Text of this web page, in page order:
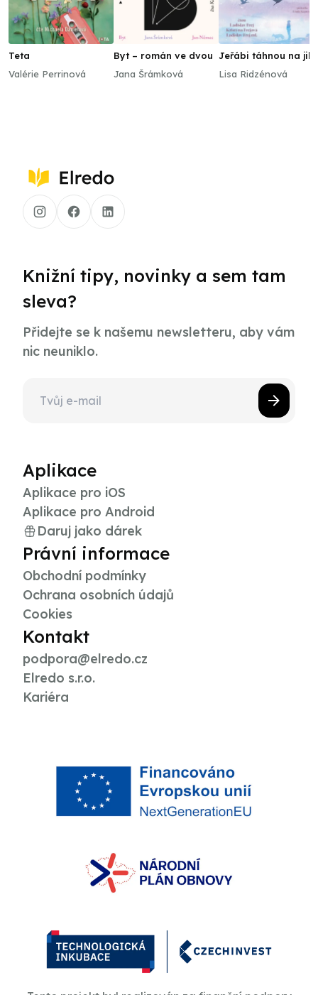
Teta
Valérie Perrinová
Byt – román ve dvou
Jana Šrámková
Jeřábi táhnou na jih
Lisa Ridzénová
Knižní tipy, novinky a sem tam
sleva?
Přidejte se k našemu newsletteru, aby vám
nic neuniklo.
Aplikace
Aplikace pro iOS
Aplikace pro Android
Daruj jako dárek
Právní informace
Obchodní podmínky
Ochrana osobních údajů
Cookies
Kontakt
podpora@elredo.cz
Elredo s.r.o.
Kariéra